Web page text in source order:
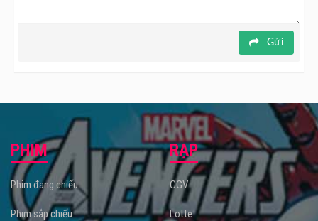
Gửi
PHIM
Phim đang chiếu
Phim sắp chiếu
RẠP
CGV
Lotte